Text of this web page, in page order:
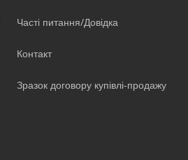
Часті питання/Довідка
Контакт
Зразок договору купівлі-продажу